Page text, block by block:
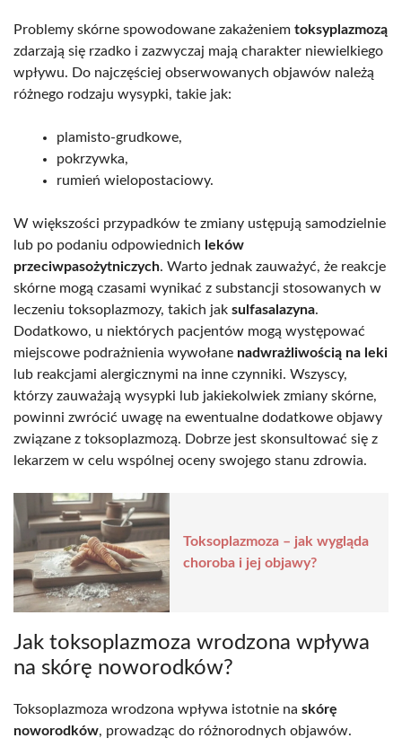
Problemy skórne spowodowane zakażeniem toksyplazmozą
zdarzają się rzadko i zazwyczaj mają charakter niewielkiego
wpływu. Do najczęściej obserwowanych objawów należą
różnego rodzaju wysypki, takie jak:
plamisto-grudkowe,
pokrzywka,
rumień wielopostaciowy.
W większości przypadków te zmiany ustępują samodzielnie
lub po podaniu odpowiednich leków
przeciwpasożytniczych. Warto jednak zauważyć, że reakcje
skórne mogą czasami wynikać z substancji stosowanych w
leczeniu toksoplazmozy, takich jak sulfasalazyna.
Dodatkowo, u niektórych pacjentów mogą występować
miejscowe podrażnienia wywołane nadwrażliwością na leki
lub reakcjami alergicznymi na inne czynniki. Wszyscy,
którzy zauważają wysypki lub jakiekolwiek zmiany skórne,
powinni zwrócić uwagę na ewentualne dodatkowe objawy
związane z toksoplazmozą. Dobrze jest skonsultować się z
lekarzem w celu wspólnej oceny swojego stanu zdrowia.
Toksoplazmoza – jak wygląda
choroba i jej objawy?
Jak toksoplazmoza wrodzona wpływa
na skórę noworodków?
Toksoplazmoza wrodzona wpływa istotnie na skórę
noworodków, prowadząc do różnorodnych objawów.